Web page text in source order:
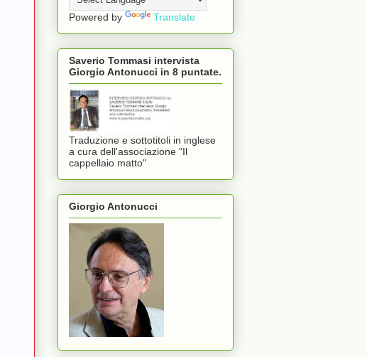
Powered by Translate
Saverio Tommasi intervista
Giorgio Antonucci in 8 puntate.
Traduzione e sottotitoli in inglese
a cura dell'associazione "Il
cappellaio matto"
Giorgio Antonucci